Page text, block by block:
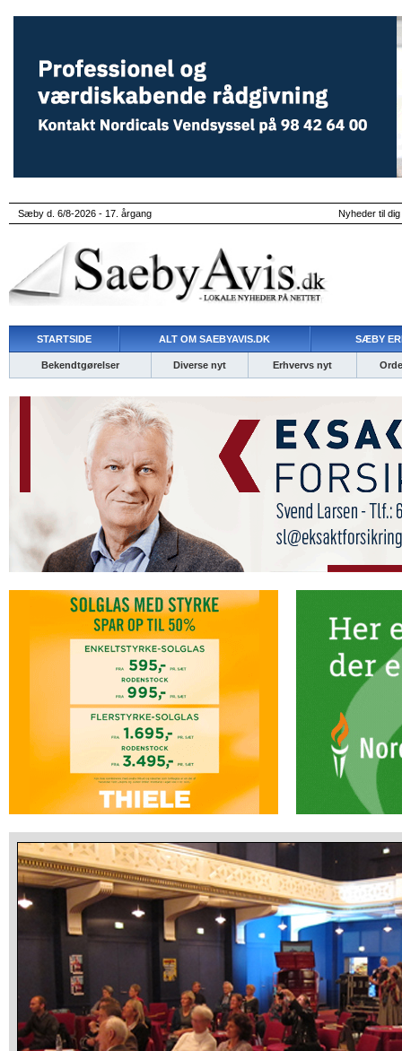
Sæby d. 6/8-2026 - 17. årgang Nyheder til
STARTSIDE ALT OM SAEBYAVIS.DK SÆBY
Bekendtgørelser Diverse nyt Erhvervs nyt